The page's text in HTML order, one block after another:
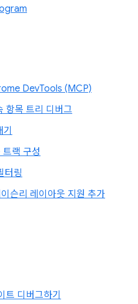
DevTools (MCP)
항목 트리 디버그
랙 구성
터링
슨리 레이아웃 지원 추가
트 디버그하기